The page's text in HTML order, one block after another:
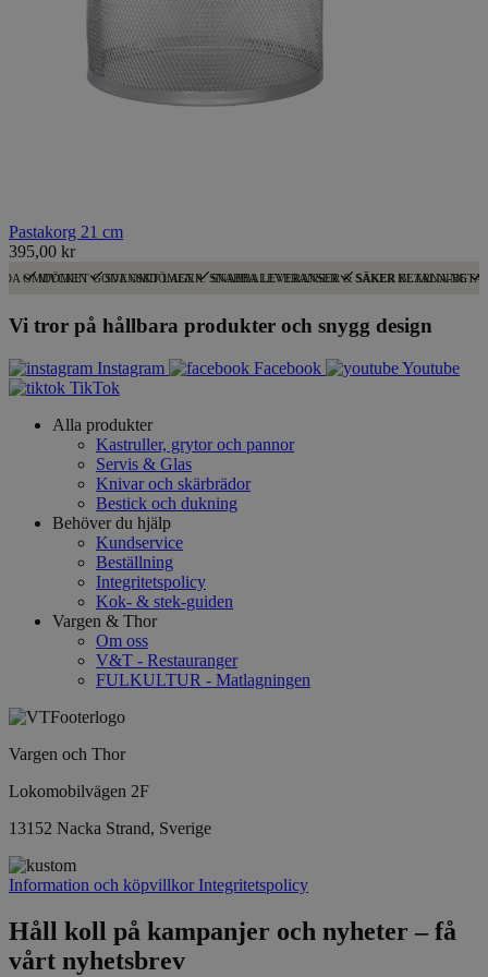
Pastakorg 21 cm
395,00 kr
OMDÖMEN SVENSKT LAGER: SNABBA LEVERANSER SÄKER KLARNA-
MYCKET GODA OMDÖMEN SNABBA LEVERANSER & SÄKER BETALNING
Vi tror på hållbara produkter och snygg design
Instagram Facebook
Youtube
TikTok
Alla produkter
Kastruller, grytor och pannor
Servis & Glas
Knivar och skärbrädor
Bestick och dukning
Behöver du hjälp
Kundservice
Beställning
Integritetspolicy
Kok- & stek-guiden
Vargen & Thor
Om oss
V&T - Restauranger
FULKULTUR - Matlagningen
Vargen och Thor
Lokomobilvägen 2F
13152 Nacka Strand, Sverige
Information och köpvillkor Integritetspolicy
Håll koll på kampanjer och nyheter – få
vårt nyhetsbrev